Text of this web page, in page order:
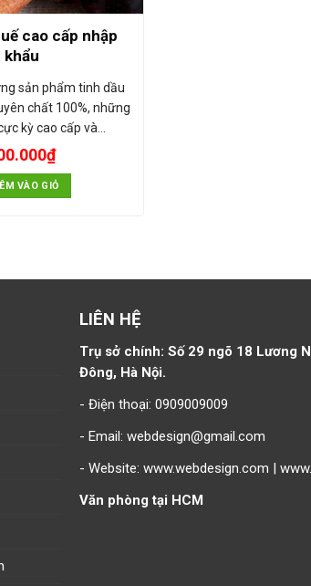
cao cấp nhập
khẩu
sản phẩm tinh dầu
chất 100%, những
kỳ cao cấp và…
₫
VÀO GIỎ
LIÊN HỆ
Trụ sở chính: Số 29 ngõ 18 Lương
Đông, Hà Nội.
- Điện thoại: 0909009009
- Email: webdesign@gmail.com
- Website: www.webdesign.com |
Văn phòng tại HCM